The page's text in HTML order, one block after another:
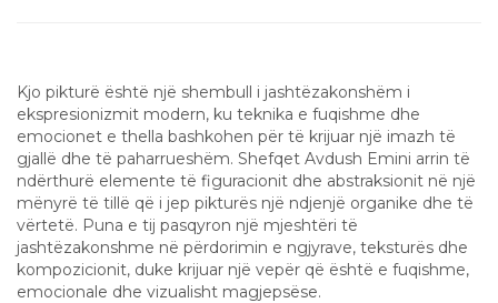
Kjo pikturë është një shembull i jashtëzakonshëm i
ekspresionizmit modern, ku teknika e fuqishme dhe
emocionet e thella bashkohen për të krijuar një imazh të
gjallë dhe të paharrueshëm. Shefqet Avdush Emini arrin të
ndërthurë elemente të figuracionit dhe abstraksionit në një
mënyrë të tillë që i jep pikturës një ndjenjë organike dhe të
vërtetë. Puna e tij pasqyron një mjeshtëri të
jashtëzakonshme në përdorimin e ngjyrave, teksturës dhe
kompozicionit, duke krijuar një vepër që është e fuqishme,
emocionale dhe vizualisht magjepsëse.